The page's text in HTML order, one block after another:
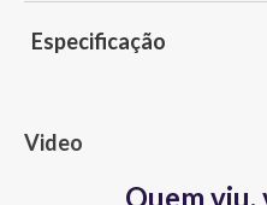
Especificação
Video
Quem viu,